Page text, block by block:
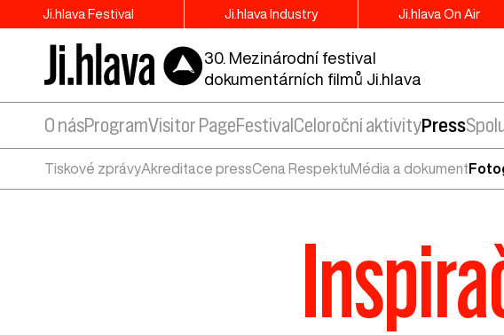
Ji.hlava Festival Ji.hlava Industry Ji.hlava On Air
30. Mezinárodní festival
dokumentárních filmů Ji.hlava
O násProgramVisitor PageFestival Celoroční aktivityPress
Tiskové zprávyAkreditace pressCena RespektuMédia a dokument